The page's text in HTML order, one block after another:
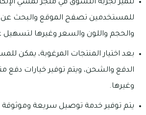
تتميز تجربة التسوق في متجر نمشي
للمستخدمين تصفح الموقع والبحث عن
والحجم واللون والسعر وغيرها لتسهيل
بعد اختيار المنتجات المرغوبة، يمكن
الدفع والشحن، ويتم توفير خيارات دفع
وغيرها.
يتم توفير خدمة توصيل سريعة وموثوقة